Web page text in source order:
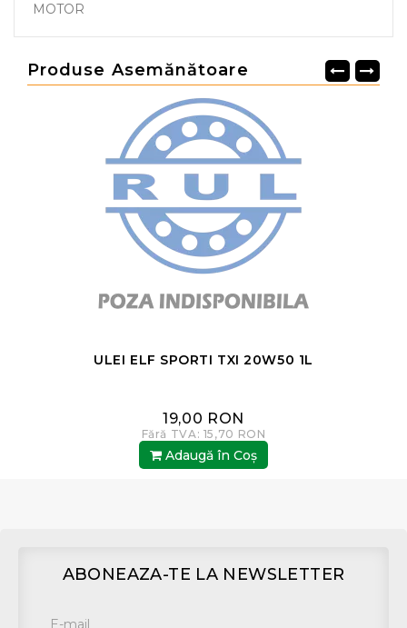
MOTOR
Produse Asemănătoare
ULEI ELF SPORTI TXI 20W50 1L
19,00 RON
Fără TVA: 15,70 RON
Adaugă în Coş
ABONEAZA-TE LA NEWSLETTER